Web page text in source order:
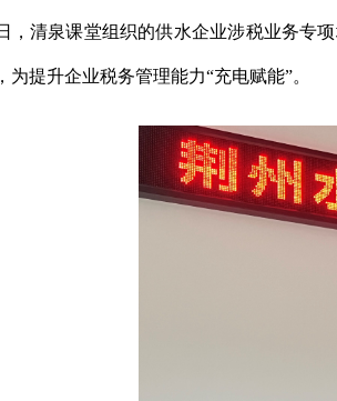
清泉课堂组织的供水企业涉税业务专项
为提升企业税务管理能力“充电赋能”。